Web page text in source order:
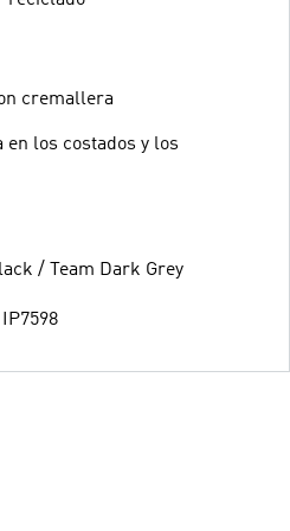
cremallera
en los costados y los
/ Team Dark Grey